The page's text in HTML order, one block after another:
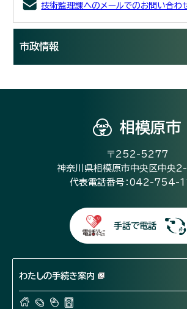
技術監理課へのメールでのお問い合わ
市政情報
相模原市
〒252-5277
神奈川県相模原市中央区中央
代表電話番号：042-754-
手話で電話
わたしの手続き案内